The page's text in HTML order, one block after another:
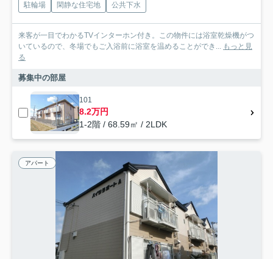
駐輪場 閑静な住宅地 公共下水
来客が一目でわかるTVインターホン付き。この物件には浴室乾燥機がつ
いているので、冬場でもご入浴前に浴室を温めることができ... もっと見
る
募集中の部屋
101
8.2万円
1-2階 / 68.59㎡ / 2LDK
アパート